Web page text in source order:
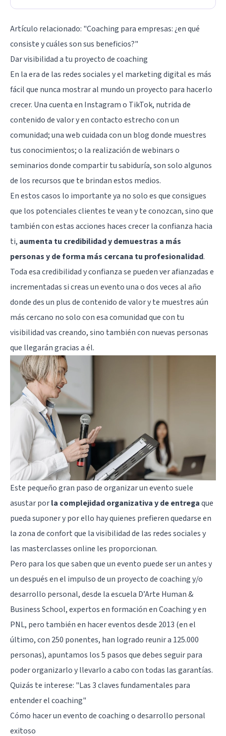
Artículo relacionado: "Coaching para empresas: ¿en qué
consiste y cuáles son sus beneficios?"
Dar visibilidad a tu proyecto de coaching
En la era de las redes sociales y el marketing digital es más
fácil que nunca mostrar al mundo un proyecto para hacerlo
crecer. Una cuenta en Instagram o TikTok, nutrida de
contenido de valor y en contacto estrecho con un
comunidad; una web cuidada con un blog donde muestres
tus conocimientos; o la realización de webinars o
seminarios donde compartir tu sabiduría, son solo algunos
de los recursos que te brindan estos medios.
En estos casos lo importante ya no solo es que consigues
que los potenciales clientes te vean y te conozcan, sino que
también con estas acciones haces crecer la confianza hacia
ti, aumenta tu credibilidad y demuestras a más
personas y de forma más cercana tu profesionalidad.
Toda esa credibilidad y confianza se pueden ver afianzadas e
incrementadas si creas un evento una o dos veces al año
donde des un plus de contenido de valor y te muestres aún
más cercano no solo con esa comunidad que con tu
visibilidad vas creando, sino también con nuevas personas
que llegarán gracias a él.
Este pequeño gran paso de organizar un evento suele
asustar porla complejidad organizativa y de entregaque
pueda suponer y por ello hay quienes prefieren quedarse en
la zona de confort que la visibilidad de las redes sociales y
las masterclasses online les proporcionan.
Pero para los que saben que un evento puede ser un antes y
un después en el impulso de un proyecto de coaching y/o
desarrollo personal, desde la escuela D’Arte Human &
Business School, expertos en formación en Coaching y en
PNL, pero también en hacer eventos desde 2013 (en el
último, con 250 ponentes, han logrado reunir a 125.000
personas), apuntamos los 5 pasos que debes seguir para
poder organizarlo y llevarlo a cabo con todas las garantías.
Quizás te interese: "Las 3 claves fundamentales para
entender el coaching"
Cómo hacer un evento de coaching o desarrollo personal
exitoso